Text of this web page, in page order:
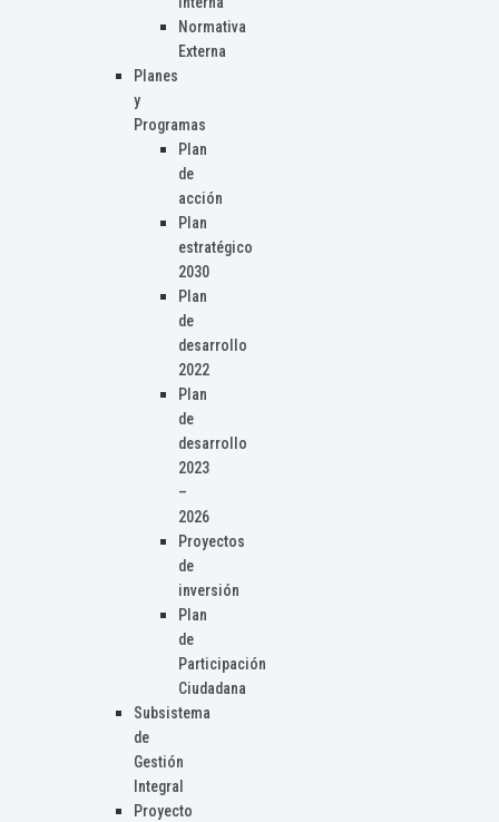
Normativa
Externa
Planes
y
Programas
Plan
de
acción
Plan
estratégico
2030
Plan
de
desarrollo
2022
Plan
de
desarrollo
2023
–
2026
Proyectos
de
inversión
Plan
de
Participación
Ciudadana
Subsistema
de
Gestión
Integral
Proyecto